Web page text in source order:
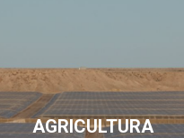
AGRICULTURA